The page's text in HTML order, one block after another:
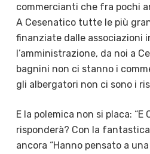
commercianti che fra pochi
A Cesenatico tutte le più
finanziate dalle associazioni
l’amministrazione, da noi a
bagnini non ci stanno i
gli albergatori non ci sono i
E la polemica non si placa: “E
risponderà? Con la
ancora “Hanno pensato a